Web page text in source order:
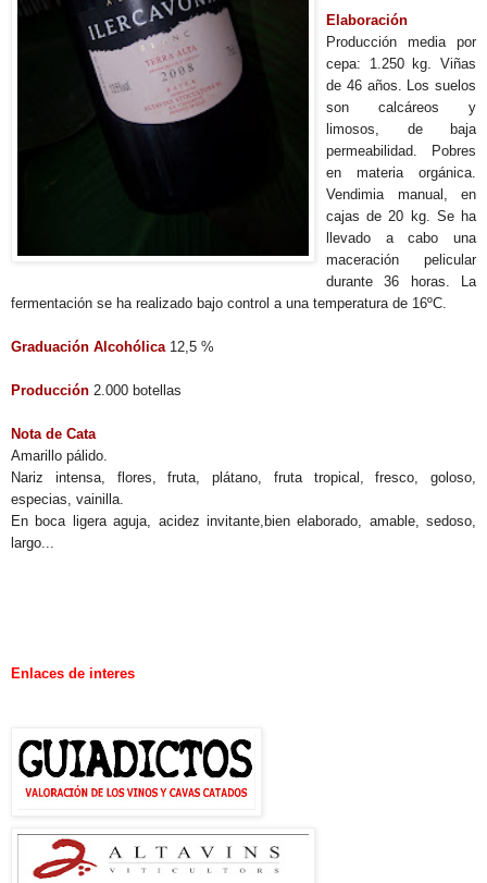
Elaboración
Producción media por
cepa: 1.250 kg. Viñas
de 46 años. Los suelos
son calcáreos y
limosos, de baja
permeabilidad. Pobres
en materia orgánica.
Vendimia manual, en
cajas de 20 kg. Se ha
llevado a cabo una
maceración pelicular
durante 36 horas. La
fermentación se ha realizado bajo control a una temperatura de 16ºC.
Graduación Alcohólica 12,5 %
Producción 2.000 botellas
Nota de Cata
Amarillo pálido.
Nariz intensa, flores, fruta, plátano, fruta tropical, fresco, goloso,
especias, vainilla.
En boca ligera aguja, acidez invitante,bien elaborado, amable, sedoso,
largo...
Enlaces de interes